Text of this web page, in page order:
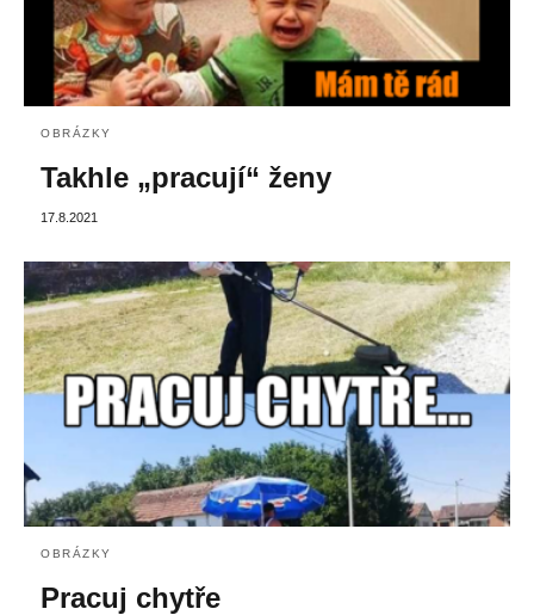
OBRÁZKY
Takhle „pracují“ ženy
17.8.2021
OBRÁZKY
Pracuj chytře